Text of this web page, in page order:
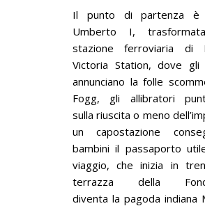
Il punto di partenza è
Umberto I,
stazione ferroviaria di
Victoria Station, dove gli
annunciano la folle
Fogg, gli allibratori
sulla riuscita o meno
un capostazione
bambini il passaporto
viaggio, che inizia in
terrazza della
diventa la pagoda indiana